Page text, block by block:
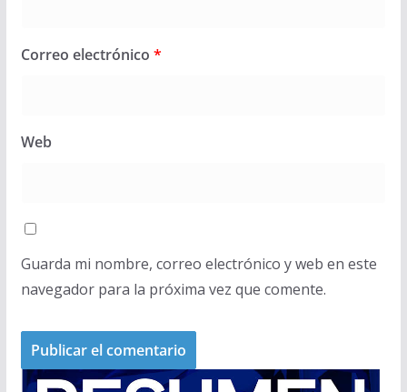
Correo electrónico *
Web
Guarda mi nombre, correo electrónico y web en este
navegador para la próxima vez que comente.